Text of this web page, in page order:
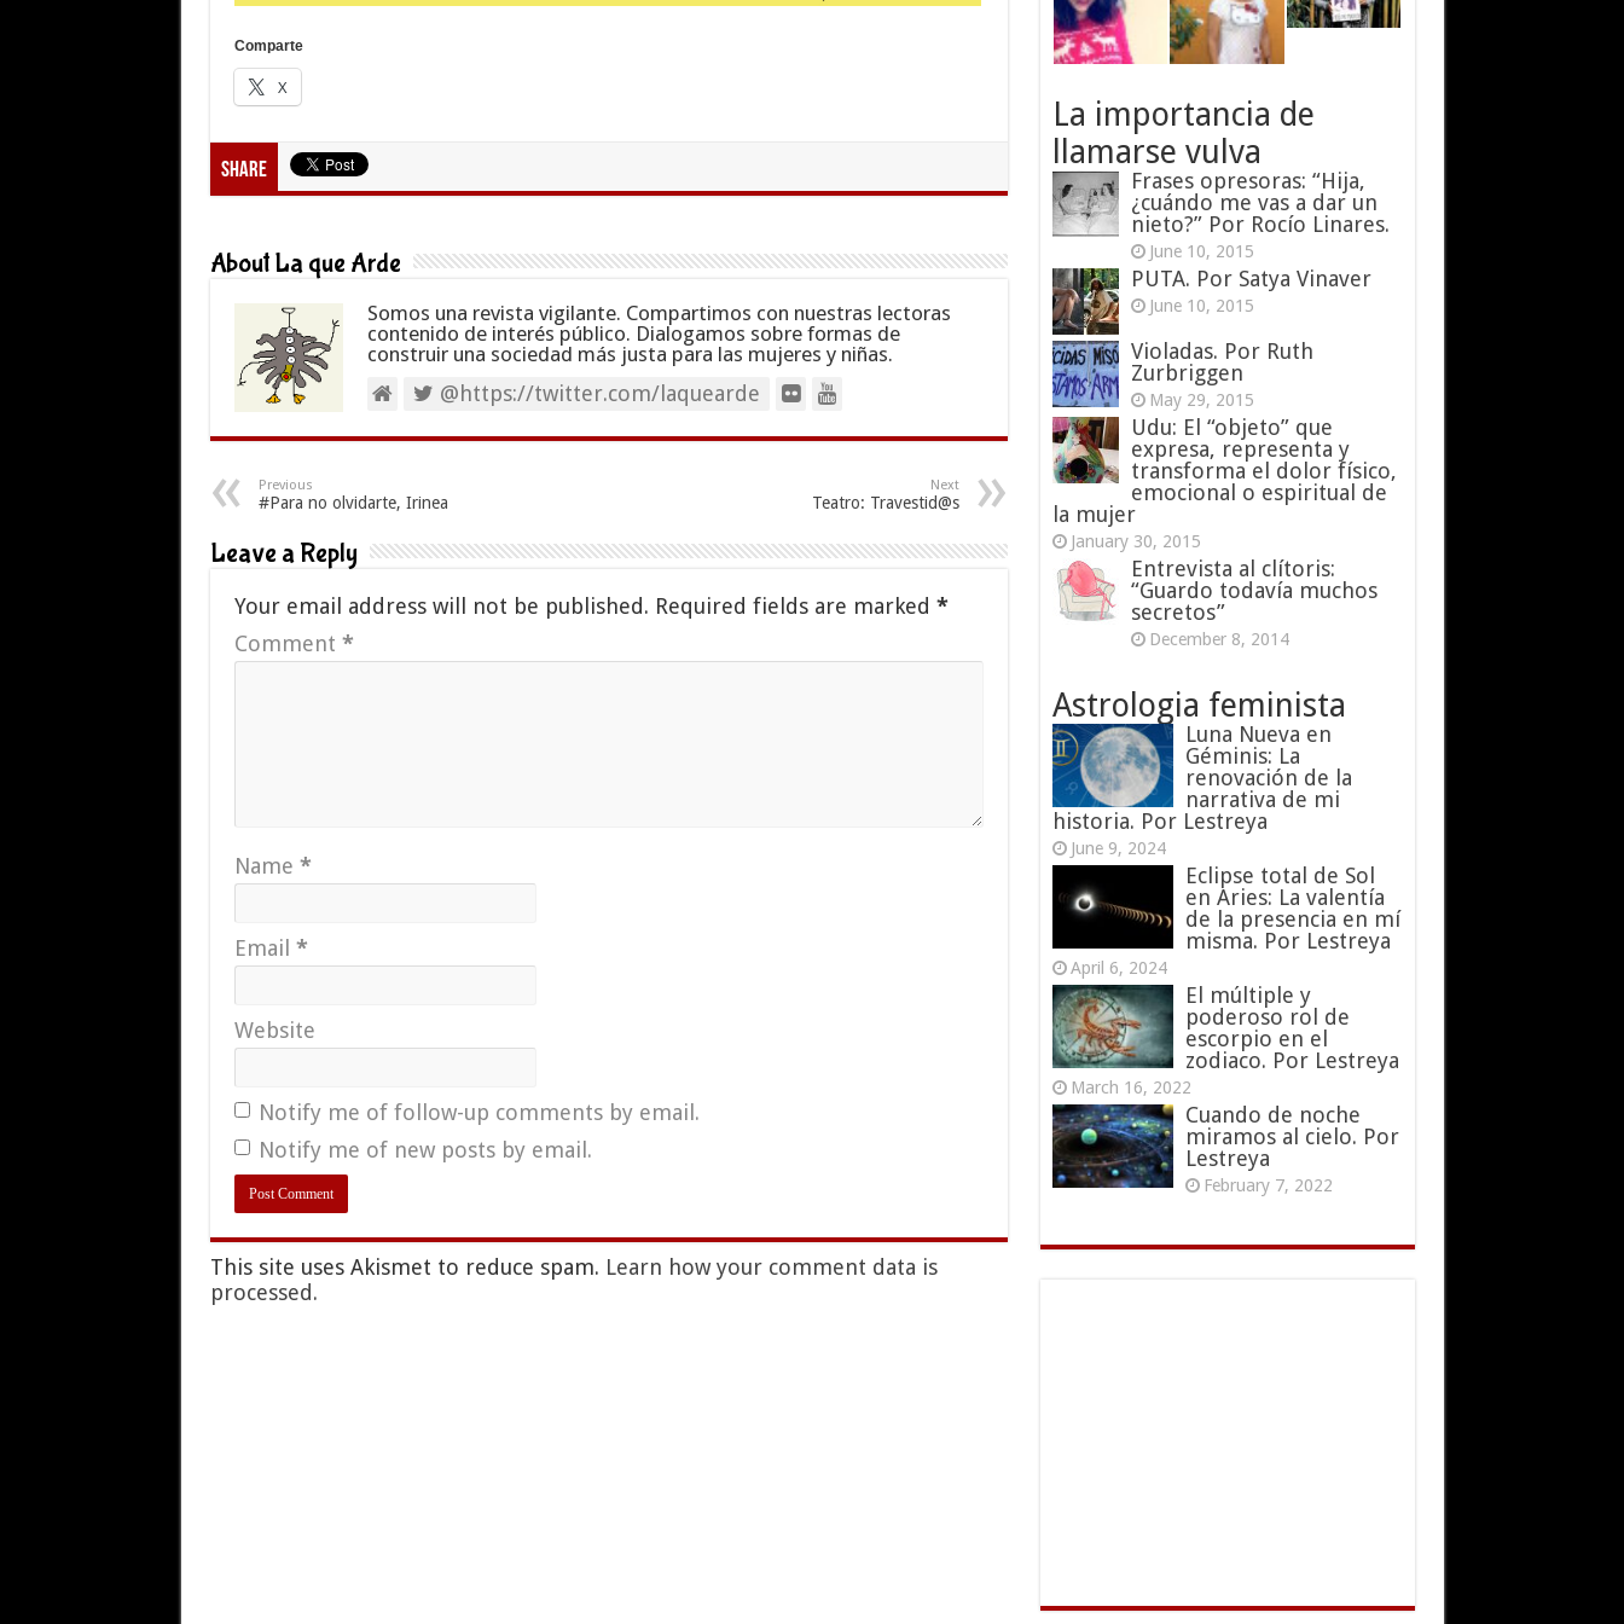
Comparte
X
Share
About La que Arde
Somos una revista vigilante. Compartimos con nuestras lectoras
contenido de interés público. Dialogamos sobre formas de
construir una sociedad más justa para las mujeres y niñas.
@https://twitter.com/laquearde
Previous
#Para no olvidarte, Irinea
Next
Teatro: Travestid@s
Leave a Reply
Your email address will not be published. Required fields are marked *
Comment *
Name *
Email *
Website
Notify me of follow-up comments by email.
Notify me of new posts by email.
This site uses Akismet to reduce spam. Learn how your comment data is
processed.
La importancia de
llamarse vulva
Frases opresoras: “Hija,
¿cuándo me vas a dar un
nieto?” Por Rocío Linares.
June 10, 2015
PUTA. Por Satya Vinaver
June 10, 2015
Violadas. Por Ruth
Zurbriggen
May 29, 2015
Udu: El “objeto” que
expresa, representa y
transforma el dolor físico,
emocional o espiritual de
la mujer
January 30, 2015
Entrevista al clítoris:
“Guardo todavía muchos
secretos”
December 8, 2014
Astrologia feminista
Luna Nueva en
Géminis: La
renovación de la
narrativa de mi
historia. Por Lestreya
June 9, 2024
Eclipse total de Sol
en Aries: La valentía
de la presencia en mí
misma. Por Lestreya
April 6, 2024
El múltiple y
poderoso rol de
escorpio en el
zodiaco. Por Lestreya
March 16, 2022
Cuando de noche
miramos al cielo. Por
Lestreya
February 7, 2022